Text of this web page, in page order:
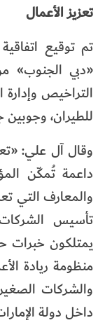
تعزيز الأعمال
تم توقيع
«دبي الجنوب»
التراخيص
للطيران، وجوبين
وقال آل علي:
داعمة تُمكّن
والمعارف التي
تأسيس
يمتلكون خبرات
منظومة ريادة
والشركات
داخل دولة